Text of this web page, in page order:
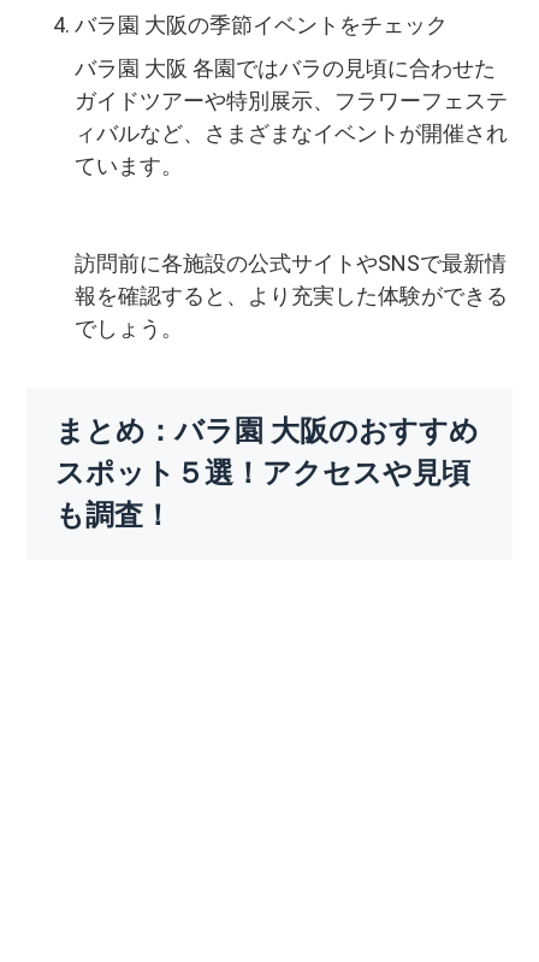
バラ園 大阪の季節イベントをチェック
バラ園 大阪 各園ではバラの見頃に合わせた
ガイドツアーや特別展示、フラワーフェステ
ィバルなど、さまざまなイベントが開催され
ています。
訪問前に各施設の公式サイトやSNSで最新情
報を確認すると、より充実した体験ができる
でしょう。
まとめ：バラ園 大阪のおすすめ
スポット５選！アクセスや見頃
も調査！